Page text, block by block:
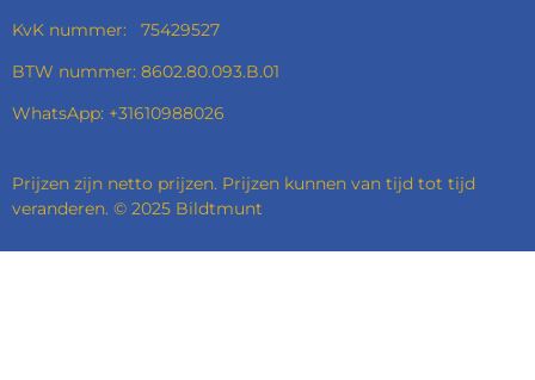
KvK nummer: 75429527
BTW nummer: 8602.80.093.B.01
WhatsApp: +31610988026
Prijzen zijn netto prijzen. Prijzen kunnen van tijd tot tijd
veranderen. © 2025 Bildtmunt